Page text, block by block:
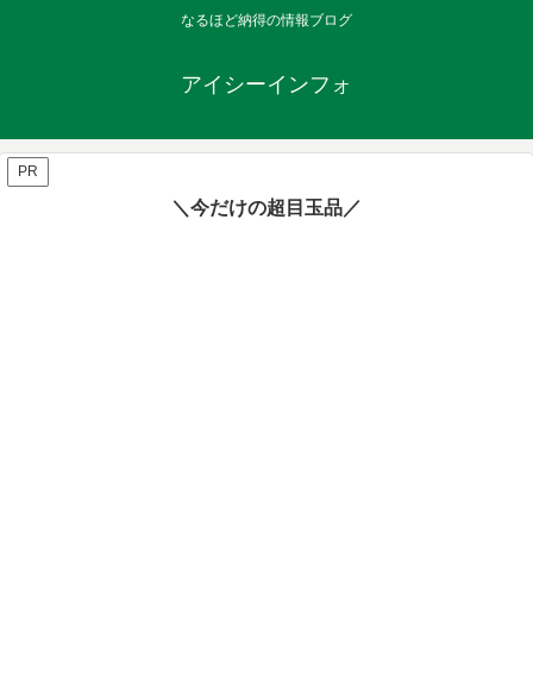
なるほど納得の情報ブログ
アイシーインフォ
PR
＼今だけの超目玉品／